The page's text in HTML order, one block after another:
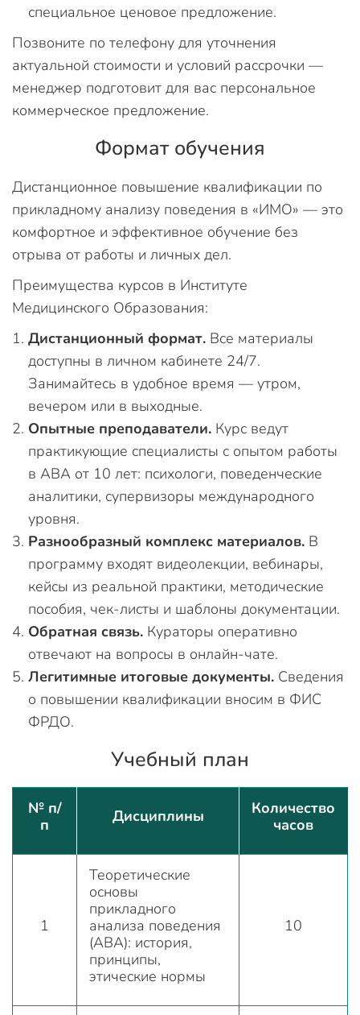
специальное ценовое предложение.
Позвоните по телефону для уточнения
актуальной стоимости и условий рассрочки —
менеджер подготовит для вас персональное
коммерческое предложение.
Формат обучения
Дистанционное повышение квалификации по
прикладному анализу поведения в «ИМО» — это
комфортное и эффективное обучение без
отрыва от работы и личных дел.
Преимущества курсов в Институте
Медицинского Образования:
Дистанционный формат. Все материалы
доступны в личном кабинете 24/7.
Занимайтесь в удобное время — утром,
вечером или в выходные.
Опытные преподаватели. Курс ведут
практикующие специалисты с опытом работы
в ABA от 10 лет: психологи, поведенческие
аналитики, супервизоры международного
уровня.
Разнообразный комплекс материалов. В
программу входят видеолекции, вебинары,
кейсы из реальной практики, методические
пособия, чек-листы и шаблоны документации.
Обратная связь. Кураторы оперативно
отвечают на вопросы в онлайн-чате.
Легитимные итоговые документы. Сведения
о повышении квалификации вносим в ФИС
ФРДО.
Учебный план
№ п/
п
Дисциплины
Количество
часов
1
Теоретические
основы
прикладного
анализа поведения
(ABA): история,
принципы,
этические нормы
10